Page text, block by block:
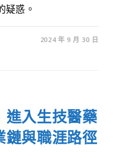
疑惑。
2024 年 9 月 30 日
進入生技醫藥
與職涯路徑